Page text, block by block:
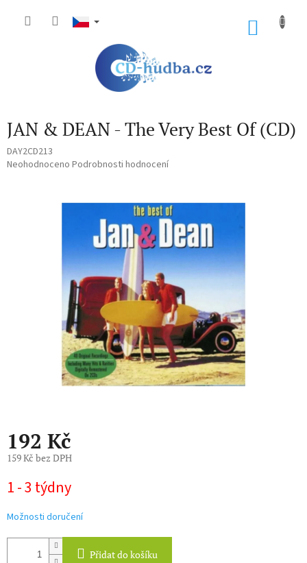
JAN & DEAN - The Very Best Of (CD)
DAY2CD213
Průměrné
Neohodnoceno Podrobnosti hodnocení
192 Kč
159 Kč bez DPH
cena:
1 - 3 týdny
Možnosti doručení
Přidat do košíku